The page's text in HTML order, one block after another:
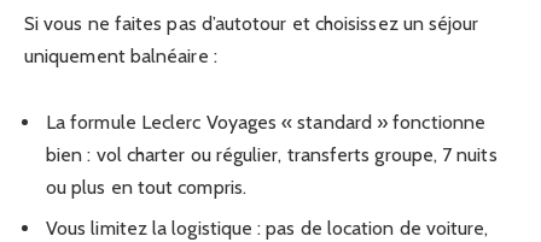
Si vous ne faites pas d’autotour et choisissez un séjour
uniquement balnéaire :
La formule Leclerc Voyages « standard » fonctionne
bien : vol charter ou régulier, transferts groupe, 7 nuits
ou plus en tout compris.
Vous limitez la logistique : pas de location de voiture,